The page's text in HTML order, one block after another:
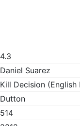
4.3
Daniel Suarez
Kill Decision (English
Dutton
514